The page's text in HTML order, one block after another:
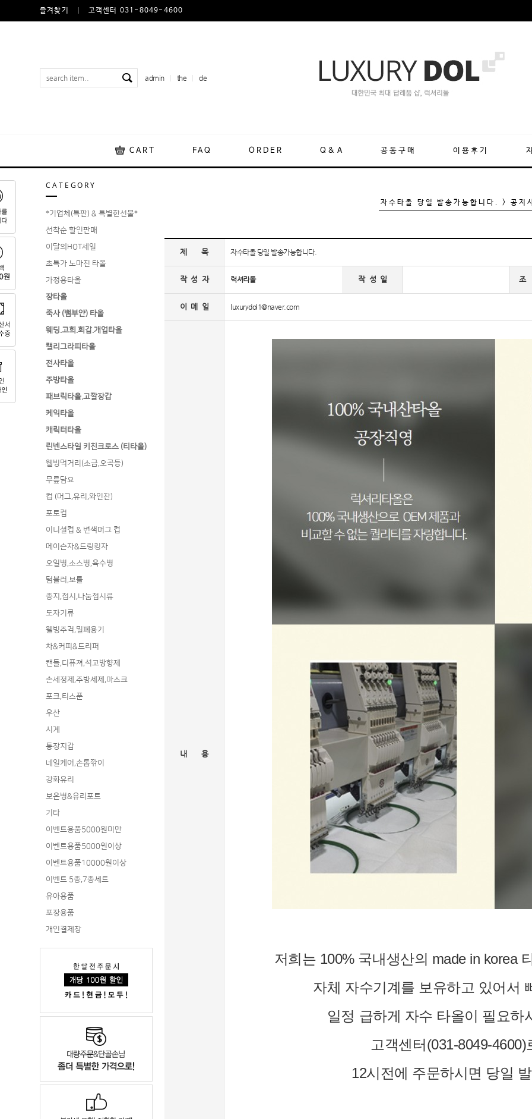
즐겨찾기 고객센터 031-8049-4600
admin the de
CART FAQ ORDER Q&A 공동구매 이용후기
CATEGORY
*기업체(특판) & 특별한선물*
선착순 할인판매
이달의HOT세일
초특가 노마진 타올
가정용타올
장타올
죽사 (뱀부얀) 타올
웨딩.고희.회갑.개업타올
캘리그라피타올
전사타올
주방타올
패브릭타올.고깔장갑
케익타올
캐릭터타올
린넨스타일 키친크로스 (티타올)
웰빙먹거리(소금,오곡등)
무릎담요
컵 (머그,유리,와인잔)
포토컵
이니셜컵 & 변색머그 컵
메이슨자&드링킹자
오일병,소스병,육수병
텀블러,보틀
종지,접시,나눔접시류
도자기류
웰빙주걱,밀폐용기
차&커피&드리퍼
캔들,디퓨져,석고방향제
손세정제,주방세제,마스크
포크,티스푼
우산
시계
통장지갑
네일케어,손톱깎이
강화유리
보온병&유리포트
기타
이벤트용품5000원미만
이벤트용품5000원이상
이벤트용품10000원이상
이벤트 5종,7종세트
유아용품
포장용품
개인결제창
자수타올 당일 발송가능합니다. > 공지
제 목 자수타올 당일 발송가능합니다.
작 성 자 럭셔리돌 작 성 일
이 메 일 luxurydol1@naver.com
내 용
저희는 100% 국내생산의 made in korea
자체 자수기계를 보유하고 있어서
일정 급하게 자수 타올이 필요하
고객센터(031-8049-4600​)
12시전에 주문하시면 당일